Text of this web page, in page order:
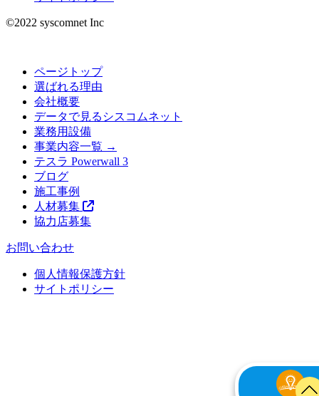
©︎2022 syscomnet Inc
ページトップ
選ばれる理由
会社概要
データで見るシスコムネット
業務用設備
事業内容一覧 →
テスラ Powerwall 3
ブログ
施工事例
人材募集
協力店募集
お問い合わせ
個人情報保護方針
サイトポリシー